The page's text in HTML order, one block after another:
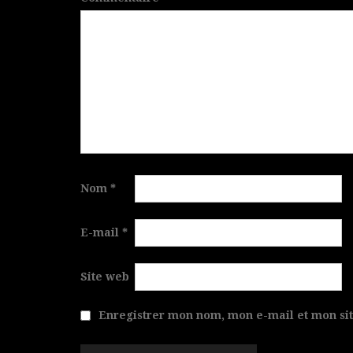
Nom *
E-mail *
Site web
Enregistrer mon nom, mon e-mail et mon